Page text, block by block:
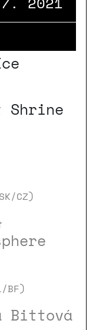
Shrine
CZ)
BF)
Bittová